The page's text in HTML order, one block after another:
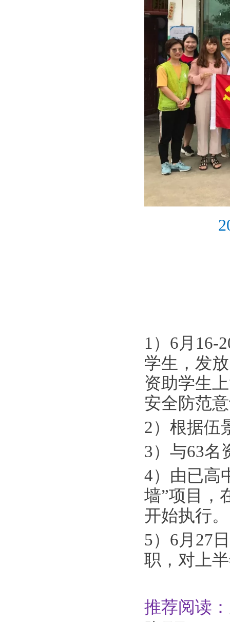
1）6月16-
学生，发
资助学生
安全防范
2）根据伍
3）与63名
4）由已高
墙”项目，
开始执行。
5）6月27
职，对上
推荐阅读：